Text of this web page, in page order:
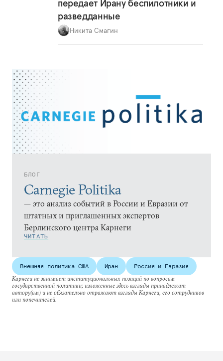
БЛОГ
Carnegie Politika
— это анализ событий в России и Евразии от
штатных и приглашенных экспертов
Берлинского центра Карнеги
ЧИТАТЬ
передает Ирану беспилотники и
разведданные
Никита Смагин
Внешняя политика США Иран
Россия и Евразия
Карнеги не занимает институциональных позиций по вопросам
государственной политики; изложенные здесь взгляды принадлежат
автору(ам) и не обязательно отражают взгляды Карнеги, его сотрудников
или попечителей.